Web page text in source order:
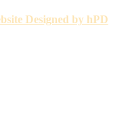
Designed by hPD